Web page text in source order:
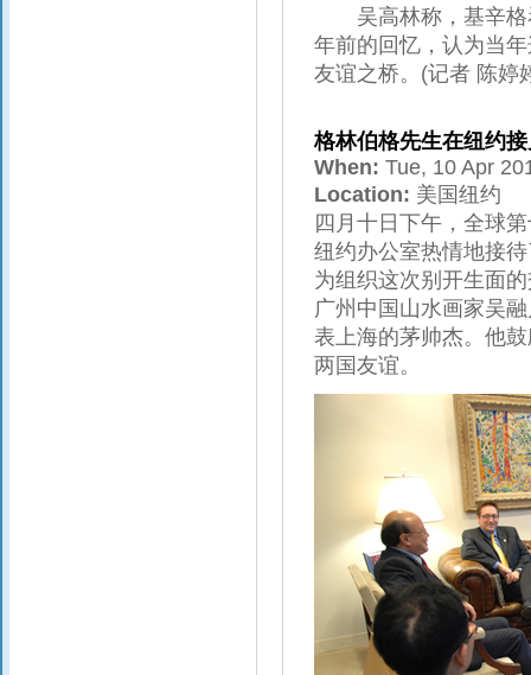
吴高林称，基辛格
年前的回忆，认为当
友谊之桥。(记者 陈婷
格林伯格先生在纽约
When: Tue, 10 Apr
Location: 美国纽约
四月十日下午，全球
纽约办公室热情地接
为组织这次别开生面
广州中国山水画家吴
表上海的茅帅杰。他
两国友谊。